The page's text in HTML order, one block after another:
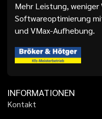
Mehr Leistung,
Softwareoptimierung
und VMax-Aufhebung.
INFORMATIONEN
Kontakt